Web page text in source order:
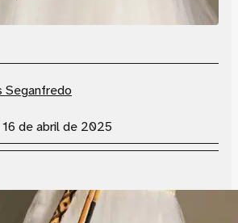
Seganfredo
16 de abril de 2025